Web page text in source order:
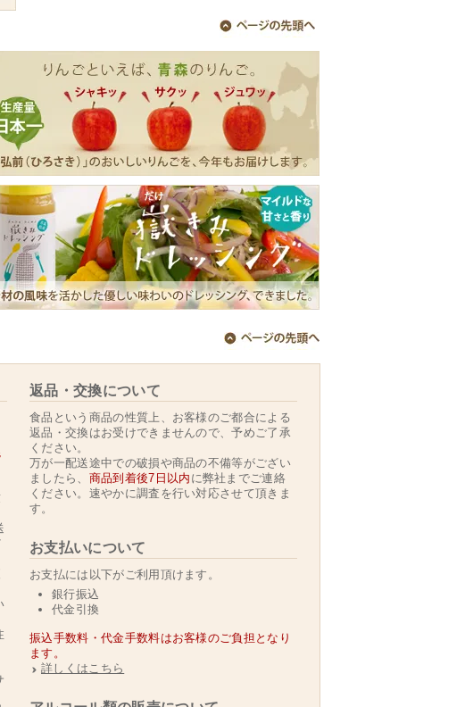
返品・交換について
食品という商品の性質上、お客様のご都合による
返品・交換はお受けできませんので、予めご了承
ください。
万が一配送途中での破損や商品の不備等がござい
ましたら、 商品到着後7日以内 に弊社までご連絡
ください。速やかに調査を行い対応させて頂きま
す。
お支払いについて
お支払には以下がご利用頂けます。
銀行振込
代金引換
振込手数料・代金手数料はお客様のご負担となり
ます。
詳しくはこちら